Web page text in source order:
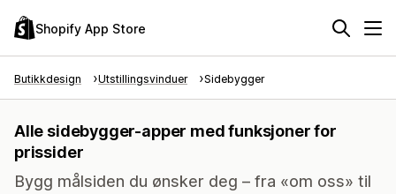
Shopify App Store
Butikkdesign Utstillingsvinduer Sidebygger
Alle sidebygger-apper med funksjoner for
prissider
Bygg målsiden du ønsker deg – fra «om oss» til